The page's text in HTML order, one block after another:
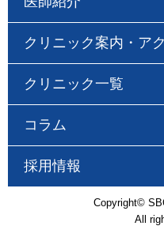
クリニック案内・ア
クリニック一覧
コラム
採用情報
Copyright©
All